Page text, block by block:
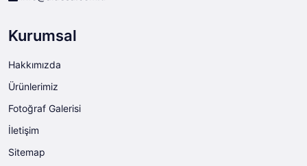
Kurumsal
Hakkımızda
Ürünlerimiz
Fotoğraf Galerisi
İletişim
Sitemap